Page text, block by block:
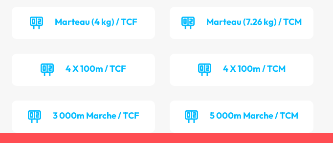
Marteau (4 kg) / TCF Marteau (7.26 kg) / TCM
4 X 100m / TCF 4 X 100m / TCM
3 000m Marche / TCF 5 000m Marche / TCM